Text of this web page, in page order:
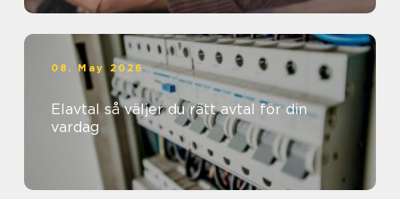
08. May 2026
Elavtal så väljer du rätt avtal för din
vardag